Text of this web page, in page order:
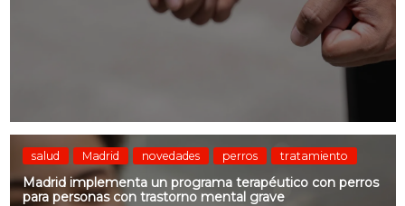
salud Madrid novedades perros tratamiento
Madrid implementa un programa terapéutico con perros
para personas con trastorno mental grave